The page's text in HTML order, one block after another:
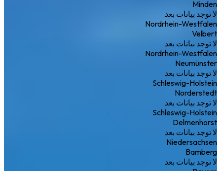
Minden
لا توجد بيانات بعد
Nordrhein-Westfalen
Velbert
لا توجد بيانات بعد
Nordrhein-Westfalen
Neumünster
لا توجد بيانات بعد
Schleswig-Holstein
Norderstedt
لا توجد بيانات بعد
Schleswig-Holstein
Delmenhorst
لا توجد بيانات بعد
Niedersachsen
Bamberg
لا توجد بيانات بعد